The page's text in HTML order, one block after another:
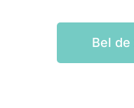
Bel